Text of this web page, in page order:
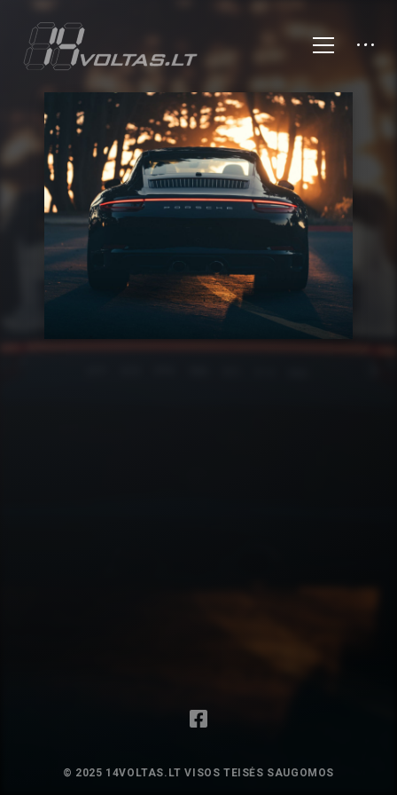
© 2025 14VOLTAS.LT VISOS TEISĖS SAUGOMOS